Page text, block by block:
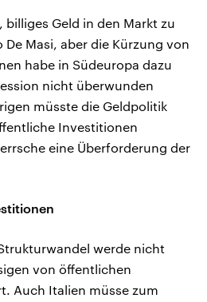
billiges Geld in den Markt zu
Masi, aber die Kürzung von
habe in Südeuropa dazu
nicht überwunden
müsste die Geldpolitik
Investitionen
eine Überforderung der
werde nicht
von öffentlichen
Auch Italien müsse zum